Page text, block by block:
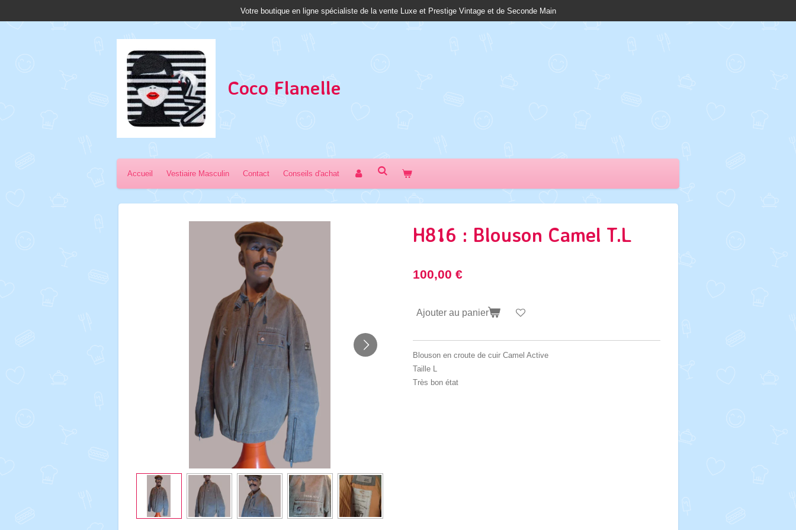
Votre boutique en ligne spécialiste de la vente Luxe et Prestige Vintage et de Seconde Main
Coco Flanelle
Accueil Vestiaire Masculin Contact Conseils d'achat
H816 : Blouson Camel T.L
100,00 €
Ajouter au panier
Blouson en croute de cuir Camel Active
Taille L
Très bon état